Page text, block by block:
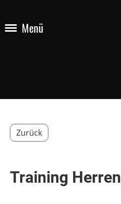
Menü
Zurück
Training Herren